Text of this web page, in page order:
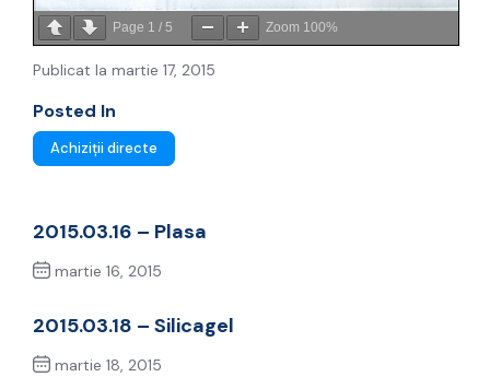
Page 1 / 5 Zoom 100%
Publicat la martie 17, 2015
Posted In
Achiziții directe
2015.03.16 – Plasa
martie 16, 2015
2015.03.18 – Silicagel
martie 18, 2015